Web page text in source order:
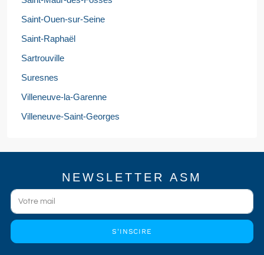
Saint-Ouen-sur-Seine
Saint-Raphaël
Sartrouville
Suresnes
Villeneuve-la-Garenne
Villeneuve-Saint-Georges
NEWSLETTER ASM
S'INSCIRE